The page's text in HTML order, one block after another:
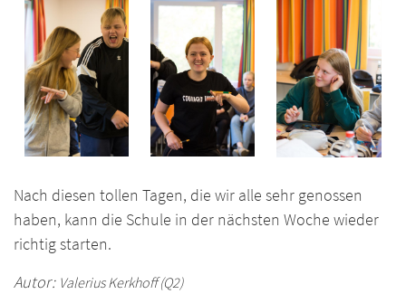
Nach diesen tollen Tagen, die wir alle sehr genossen
haben, kann die Schule in der nächsten Woche wieder
richtig starten.
Autor: Valerius Kerkhoff(Q2)